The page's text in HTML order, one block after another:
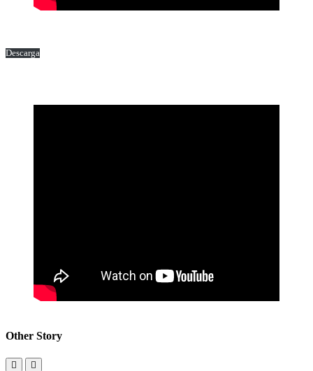
Descarga
Other Story